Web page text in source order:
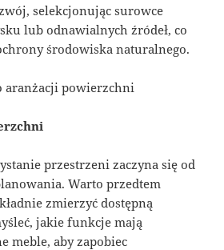
selekcjonując surowce
lub odnawialnych źródeł, co
środowiska naturalnego.
aranżacji powierzchni
przestrzeni zaczyna się od
Warto przedtem
zmierzyć dostępną
jakie funkcje mają
meble, aby zapobiec